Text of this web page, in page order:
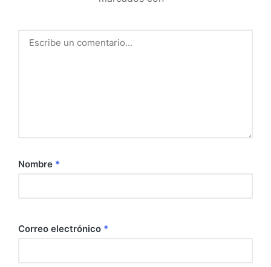
Nombre *
Correo electrónico *